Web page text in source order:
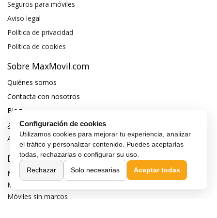
Seguros para móviles
Aviso legal
Política de privacidad
Política de cookies
Sobre MaxMovil.com
Quiénes somos
Contacta con nosotros
Blog
¿Quieres ser distribuidor?
Afiliación y publicidad
Destacados
Móviles de gama alta
Móviles con buena cámara
Móviles sin marcos
Configuración de cookies
Utilizamos cookies para mejorar tu experiencia, analizar
el tráfico y personalizar contenido. Puedes aceptarlas
todas, rechazarlas o configurar su uso.
Rechazar
Solo necesarias Aceptar todas